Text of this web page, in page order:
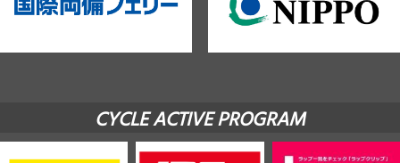
CYCLE ACTIVE PROGRAM